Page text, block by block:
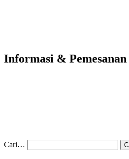
Informasi & Pemesanan
Cari…